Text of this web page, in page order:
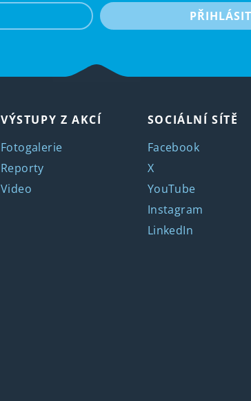
PŘIHLÁSIT
VÝSTUPY Z AKCÍ
Fotogalerie
Reporty
Video
SOCIÁLNÍ SÍTĚ
Facebook
X
YouTube
Instagram
LinkedIn